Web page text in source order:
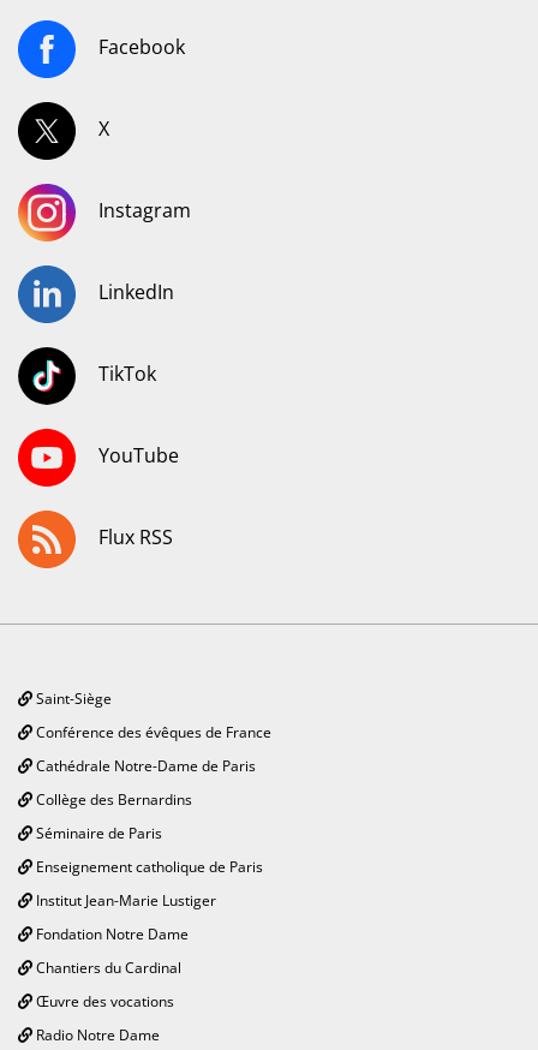
Facebook
X
Instagram
LinkedIn
TikTok
YouTube
Flux RSS
Saint-Siège
Conférence des évêques de France
Cathédrale Notre-Dame de Paris
Collège des Bernardins
Séminaire de Paris
Enseignement catholique de Paris
Institut Jean-Marie Lustiger
Fondation Notre Dame
Chantiers du Cardinal
Œuvre des vocations
Radio Notre Dame